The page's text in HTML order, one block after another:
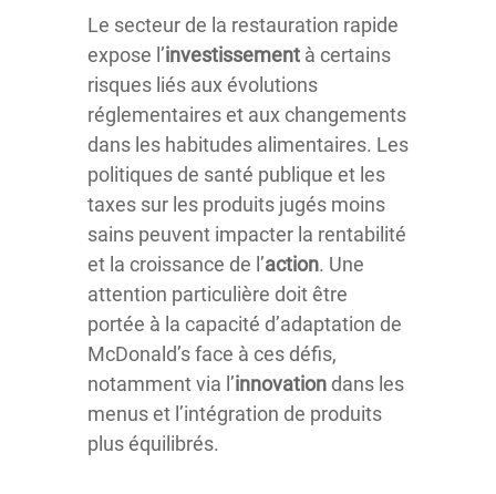
Le secteur de la restauration rapide
expose l’investissement à certains
risques liés aux évolutions
réglementaires et aux changements
dans les habitudes alimentaires. Les
politiques de santé publique et les
taxes sur les produits jugés moins
sains peuvent impacter la rentabilité
et la croissance de l’action. Une
attention particulière doit être
portée à la capacité d’adaptation de
McDonald’s face à ces défis,
notamment via l’innovation dans les
menus et l’intégration de produits
plus équilibrés.